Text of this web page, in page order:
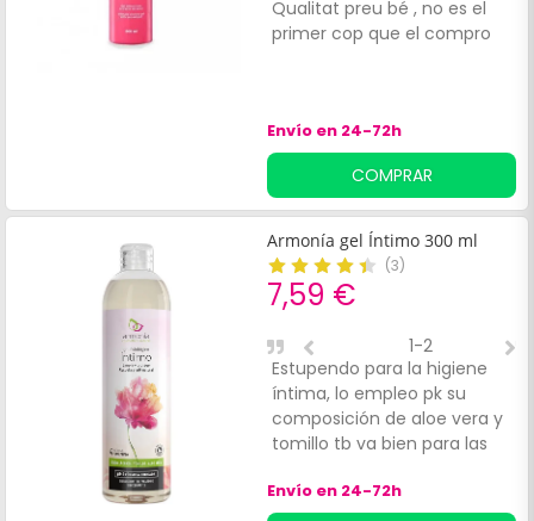
Qualitat preu bé , no es el
primer cop que el compro
Envío en 24-72h
COMPRAR
Armonía gel Íntimo 300 ml
(3)
7,59 €
Estupendo para la higiene
íntima, lo empleo pk su
composición de aloe vera y
tomillo tb va bien para las
1-2
Envío en 24-72h